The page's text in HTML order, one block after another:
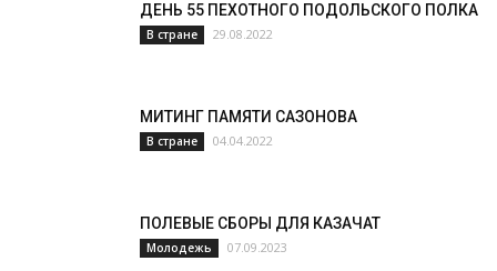
ДЕНЬ 55 ПЕХОТНОГО ПОДОЛЬСКОГО ПОЛКА
В стране 29.08.2022
МИТИНГ ПАМЯТИ САЗОНОВА
В стране 04.04.2022
ПОЛЕВЫЕ СБОРЫ ДЛЯ КАЗАЧАТ
Молодежь 07.09.2023